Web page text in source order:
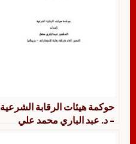
حوكمة هيئات الرقابة الشرعية
– د. عبد الباري محمد علي